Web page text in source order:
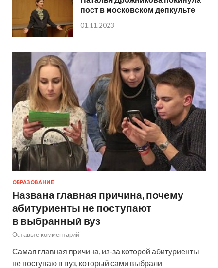
пост в московском депкульте
01.11.2023
ОБРАЗОВАНИЕ
Названа главная причина, почему
абитуриенты не поступают
в выбранный вуз
Оставьте комментарий
Самая главная причина, из-за которой абитуриенты
не поступаю в вуз, который сами выбрали,